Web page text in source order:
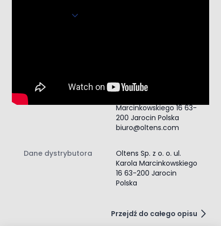
Dane producenta
Oltens Oltens Sp. z o.
Marcinkowskiego 16 63-
200 Jarocin Polska
biuro@oltens.com
Dane dystrybutora
Oltens Sp. z o. o. ul.
Karola Marcinkowskiego
16 63-200 Jarocin
Polska
Przejdź do całego opisu